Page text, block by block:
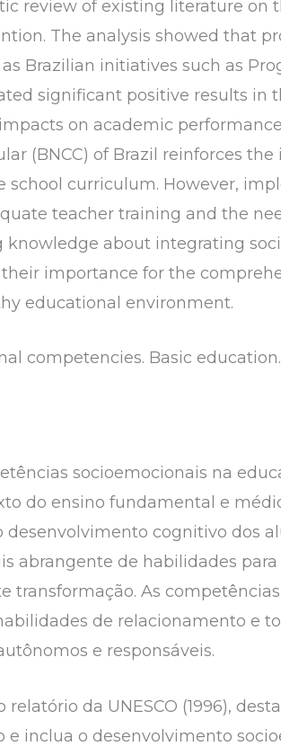
review of existing literature on
The analysis showed that
as Brazilian initiatives such as
significant positive results in
on academic
(BNCC) of Brazil reinforces
curriculum. However,
teacher training and the
knowledge about integrating
importance for the
educational environment.
competencies. Basic
socioemocionais na
do ensino fundamental e
cognitivo dos
abrangente de habilidades
transformação. As
de relacionamento e
e responsáveis.
relatório da UNESCO (1996),
inclua o desenvolvimento